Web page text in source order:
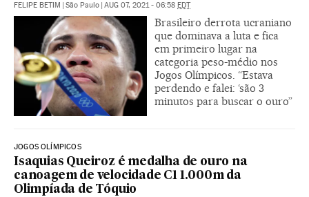
FELIPE BETIM São Paulo AUG 07, 2021 - 06:58 EDT
Brasileiro derrota ucraniano
que dominava a luta e fica
em primeiro lugar na
categoria peso-médio nos
Jogos Olímpicos. “Estava
perdendo e falei: ‘são 3
minutos para buscar o ouro”
JOGOS OLÍMPICOS
Isaquias Queiroz é medalha de ouro na
canoagem de velocidade C1 1.000m da
Olimpíada de Tóquio